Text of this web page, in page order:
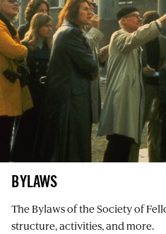
BYLAWS
The Bylaws of the Society of
structure, activities, and more.